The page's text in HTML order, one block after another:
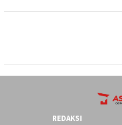
REDAKSI